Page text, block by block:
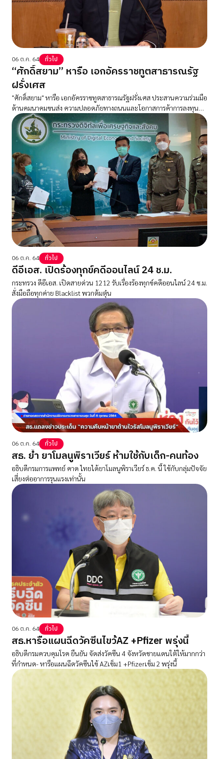
06 ต.ค. 64 ทั่วไป
“ศักดิ์สยาม” หารือ เอกอัครราชทูตสาธารณรัฐ
ฝรั่งเศส
"ศักดิ์สยาม" หารือ เอกอัครราชทูตสาธารณรัฐฝรั่งเศส ประสานความร่วมมือ
ด้านคมนาคมขนส่ง ความปลอดภัยทางถนนและโอกาสการค้าการลงทุนกับ
นักธุรกิจเมืองน้ำหอม
06 ต.ค. 64 ทั่วไป
ดีอีเอส. เปิดร้องทุกข์คดีออนไลน์ 24 ช.ม.
กระทรวง ดีอีเอส. เปิดสายด่วน 1212 รับเรื่องร้องทุกข์คดีออนไลน์ 24 ช.ม.
สั่งมือถือทุกค่าย Blacklist พวกต้มตุ๋น
06 ต.ค. 64 ทั่วไป
สธ. ย้ำ ยาโมลนูพิราเวียร์ ห้ามใช้กับเด็ก-คนท้อง
อธิบดีกรมการแพทย์ คาด ไทยได้ยาโมลนูพิราเวียร์ ธ.ค. นี้ ใช้กับกลุ่มปัจจัย
เสี่ยงต่ออาการรุนแรงเท่านั้น
06 ต.ค. 64 ทั่วไป
สธ.หารือแผนฉีดวัคซีนไขว้AZ +Pfizer พรุ่งนี้
อธิบดีกรมควบคุมโรค ยืนยัน จัดส่งวัคซีน 4 จังหวัดชายแดนใต้ให้มากกว่า
ที่กำหนด- หารือแผนฉีดวัคซีนไข้ AZเข็ม1 +Pfizerเข็ม 2 พรุ่งนี้